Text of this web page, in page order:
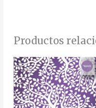
Productos